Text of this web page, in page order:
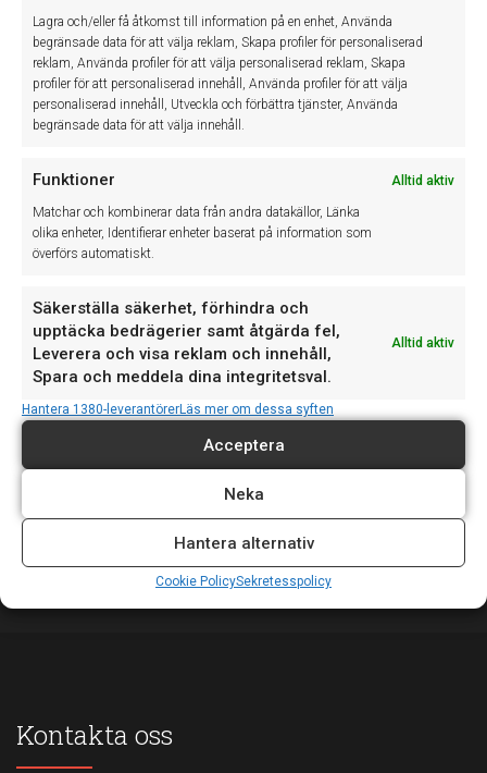
Lagra och/eller få åtkomst till information på en enhet, Använda
begränsade data för att välja reklam, Skapa profiler för personaliserad
reklam, Använda profiler för att välja personaliserad reklam, Skapa
profiler för att personaliserad innehåll, Använda profiler för att välja
personaliserad innehåll, Utveckla och förbättra tjänster, Använda
begränsade data för att välja innehåll.
Funktioner Alltid aktiv
Matchar och kombinerar data från andra datakällor, Länka
olika enheter, Identifierar enheter baserat på information som
överförs automatiskt.
Säkerställa säkerhet, förhindra och
upptäcka bedrägerier samt åtgärda fel,
Leverera och visa reklam och innehåll,
Spara och meddela dina integritetsval.
Alltid aktiv
Hantera 1380-leverantörerLäs mer om dessa syften
Acceptera
Neka
Hantera alternativ
Cookie PolicySekretesspolicy
Senaste nytt
20
Vi upplever just nu ett driftfel som påverkar teknikerappen,
17
JUN
Vi vill informera om våra avvikande öppettider denna
vecka: Torsdag 18 juni: Supporten stänger...
Först i Sverige med ASA-koppling för Mitsubishi. "För
oss är det viktigt att följa med i...
Kontakta oss